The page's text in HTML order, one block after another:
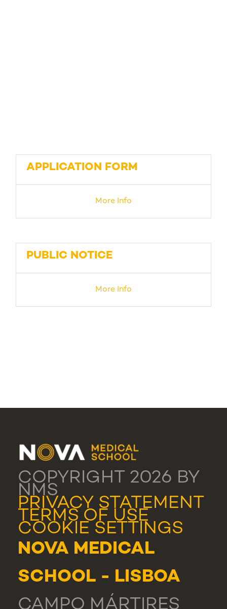
APPLICATION FORM
More Info
PUBLIC NOTICE
More Info
COPYRIGHT 2026 BY
NMS
PRIVACY STATEMENT
TERMS OF USE
COOKIE SETTINGS
NOVA MEDICAL
SCHOOL - LISBOA
CAMPO MÁRTIRES